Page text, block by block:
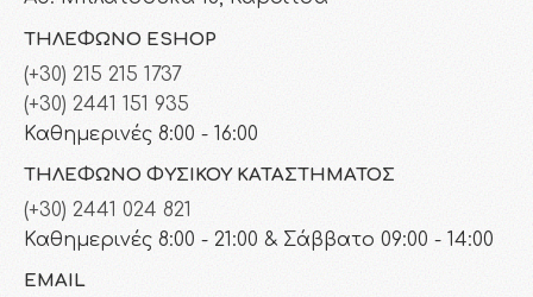
ΤΗΛΈΦΩΝΟ ESHOP
(+30) 215 215 1737
(+30) 2441 151 935
Καθημερινές 8:00 - 16:00
ΤΗΛΈΦΩΝΟ ΦΥΣΙΚΟΎ ΚΑΤΑΣΤΉΜΑΤΟΣ
(+30) 2441 024 821
Καθημερινές 8:00 - 21:00 & Σάββατο 09:00 - 14:00
EMAIL